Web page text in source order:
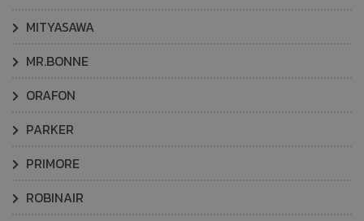
MITYASAWA
MR.BONNE
ORAFON
PARKER
PRIMORE
ROBINAIR